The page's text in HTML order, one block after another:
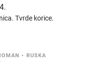
Tvrde korice.
• RUSKA